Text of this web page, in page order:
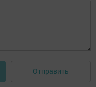
Отправить